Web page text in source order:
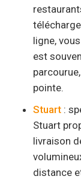
ligne,
est
pointe.
Stuart :
Stuart
livraison
distance